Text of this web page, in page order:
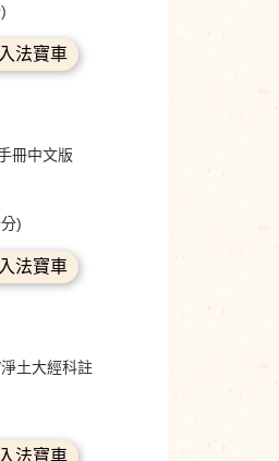
法寶車
冊中文版
)
法寶車
土大經科註
法寶車